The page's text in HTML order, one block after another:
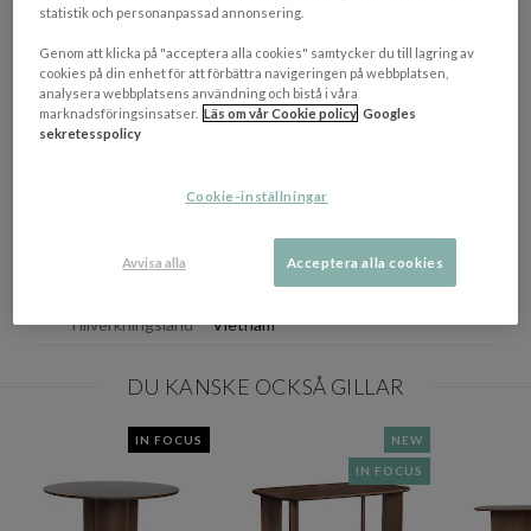
Ytterdjup
Ytterhöjd 73 cm
Antal Sittplatser 2 st
Färgbeskrivning Dark oak
Polyuretanbelagd ekfanér, MDF
(HxBxD): 73,1x90x90 cm
Tillverkningsland Vietnam
DU KANSKE OCKSÅ GILLAR
IN FOCUS NEW
IN FOCUS
statistik och personanpassad annonsering.
Genom att klicka på "acceptera alla cookies" samtycker du till lagring av
cookies på din enhet för att förbättra navigeringen på webbplatsen,
analysera webbplatsens användning och bistå i våra
marknadsföringsinsatser. Läs om vår Cookie policy Googles
sekretesspolicy
Cookie-inställningar
Avvisa alla Acceptera alla cookies